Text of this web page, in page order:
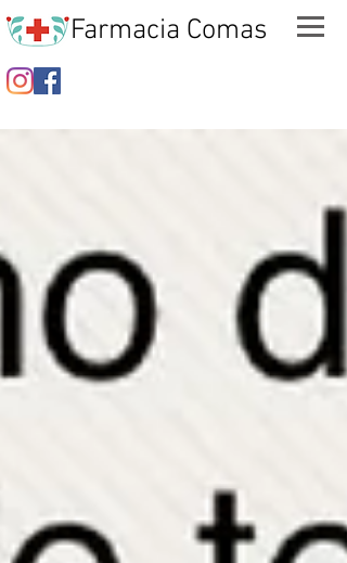
Farmacia Comas